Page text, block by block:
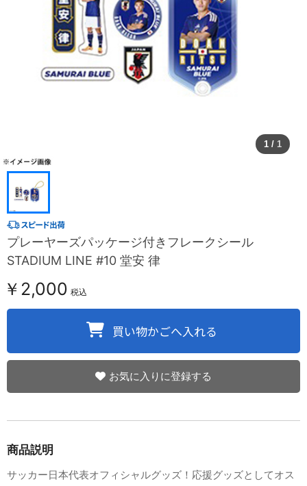
1 / 1
プレーヤーズパッケージ付きフレークシール
STADIUM LINE #10 堂安 律
￥2,000 税込
お気に入りに登録する
商品説明
サッカー日本代表オフィシャルグッズ！応援グッズとしてオス